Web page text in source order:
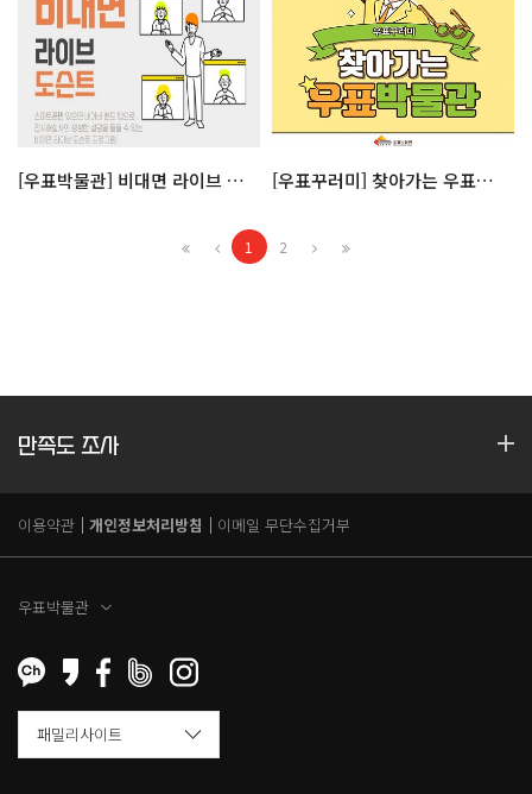
[우표박물관] 비대면 라이브 도슨트 [우표꾸러미] 찾아가는 우표박물관
1 2
만족도 조사
이용약관 개인정보처리방침 이메일 무단수집거부
우표박물관